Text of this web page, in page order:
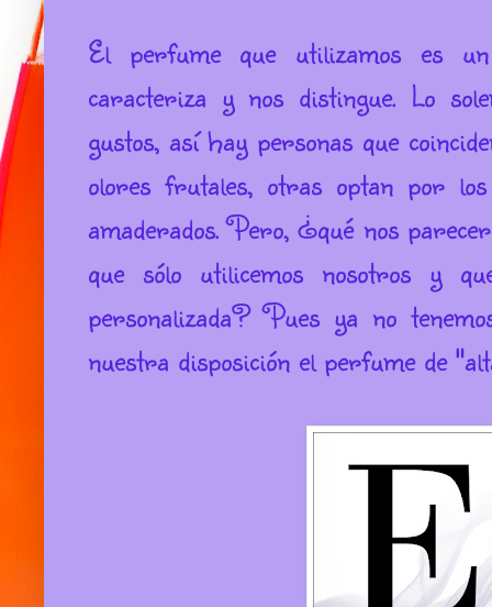
El perfume que utilizamos es
caracteriza y nos distingue. Lo
gustos, así hay personas que
olores frutales, otras optan por
amaderados. Pero, ¿qué nos
que sólo utilicemos nosotros y
personalizada? Pues ya no
nuestra disposición el perfume de